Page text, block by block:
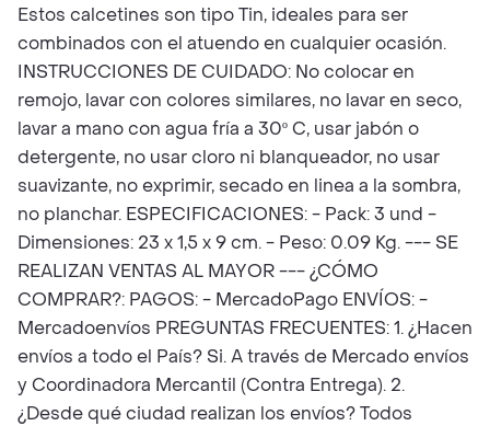
Estos calcetines son tipo Tin, ideales para ser
combinados con el atuendo en cualquier ocasión.
INSTRUCCIONES DE CUIDADO: No colocar en
remojo, lavar con colores similares, no lavar en seco,
lavar a mano con agua fría a 30º C, usar jabón o
detergente, no usar cloro ni blanqueador, no usar
suavizante, no exprimir, secado en linea a la sombra,
no planchar. ESPECIFICACIONES: - Pack: 3 und -
Dimensiones: 23 x 1,5 x 9 cm. - Peso: 0.09 Kg. --- SE
REALIZAN VENTAS AL MAYOR --- ¿CÓMO
COMPRAR?: PAGOS: - MercadoPago ENVÍOS: -
Mercadoenvíos PREGUNTAS FRECUENTES: 1. ¿Hacen
envíos a todo el País? Si. A través de Mercado envíos
y Coordinadora Mercantil (Contra Entrega). 2.
¿Desde qué ciudad realizan los envíos? Todos